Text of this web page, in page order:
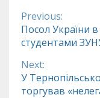
Continue
Reading
Previous:
Посол України в
студентами
Next:
У
торгував